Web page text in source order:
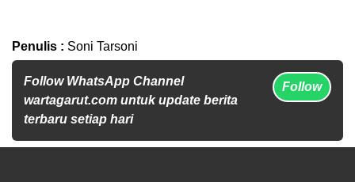
Penulis : Soni Tarsoni
Follow WhatsApp Channel
wartagarut.com untuk update berita
terbaru setiap hari
Follow